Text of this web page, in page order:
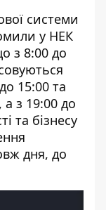
системи
у НЕК
з 8:00 до
15:00 та
а з 19:00 до
та бізнесу
дня, до